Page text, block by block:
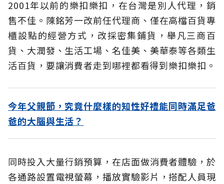
2001年以前的樂扣樂扣，在台灣是別人代理，銷
售不佳。陳銘芳一改前任代理商、僅在高檔百貨專
櫃設點的經營方式，改採密集鋪貨，舉凡三商百
貨、大潤發、生活工場、名佳美、美華泰等各類生
活百貨，要讓消費者走到哪裡都看得到樂扣樂扣。
今年父親節，究竟什麼樣的知性好禮能同時滿足爸
爸的大腦與生活？
同時投入大量行銷預算，在店面做消費者體驗，於
各通路設置電視螢幕，播放實驗影片，搭配人員現